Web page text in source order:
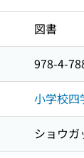
図書
978-4-
小学校四
ショウガ